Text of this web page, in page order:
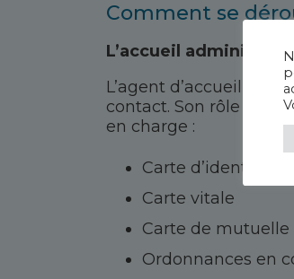
Comment se
L’accueil
L’agent d’accueil
contact. Son rôle est
en charge :
Carte d’identité
Carte vitale
Carte de mutuelle
Ordonnances en